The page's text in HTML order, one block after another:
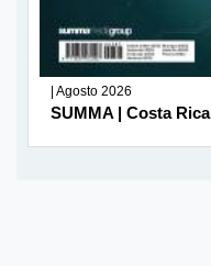
| Agosto 2026
SUMMA | Costa Rica